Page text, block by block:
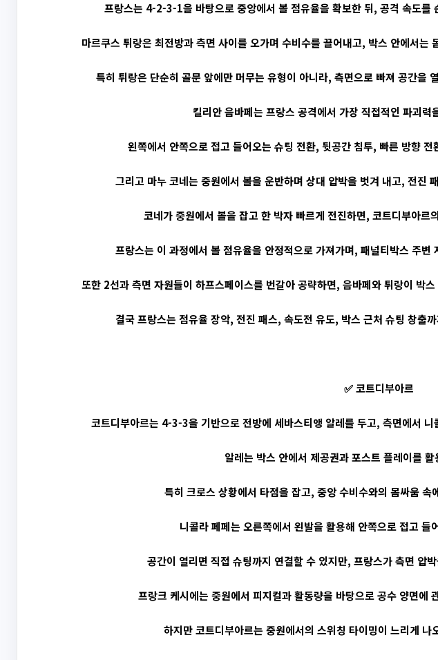
프랑스는 4-2-3-1을 바탕으로 중앙에서 볼 점유율을 확보한 뒤, 공격 속도를
마르쿠스 튀랑은 최전방과 측면 사이를 오가며 수비수를 끌어내고, 박스 안에서는
특히 튀랑은 단순히 골문 앞에만 머무는 유형이 아니라, 측면으로 빠져 공간을
킬리안 음바페는 프랑스 공격에서 가장 직접적인 파괴력
왼쪽에서 안쪽으로 접고 들어오는 슈팅 전환, 뒷공간 침투, 빠른 방향
그리고 마누 코네는 중원에서 볼을 운반하며 상대 압박을 벗겨 내고, 전진
코네가 중원에서 볼을 잡고 한 박자 빠르게 전진하면, 코트디부아르
프랑스는 이 과정에서 볼 점유율을 안정적으로 가져가며, 패널티박스 주
또한 2선과 측면 자원들이 하프스페이스를 번갈아 공략하면, 음바페와 튀랑이 박
결국 프랑스는 점유율 장악, 전진 패스, 속도전 유도, 박스 근처 슈팅 창출
✅ 코트디부아르
코트디부아르는 4-3-3을 기반으로 전방에 세바스티앵 알레를 두고, 측면에서
알레는 박스 안에서 제공권과 포스트 플레이를
특히 크로스 상황에서 타점을 잡고, 중앙 수비수와의 몸싸움 속
니콜라 페페는 오른쪽에서 왼발을 활용해 안쪽으로 접고 들
공간이 열리면 직접 슈팅까지 연결할 수 있지만, 프랑스가 측면 압
프랑크 케시에는 중원에서 피지컬과 활동량을 바탕으로 공수 양면에
하지만 코트디부아르는 중원에서의 스위칭 타이밍이 느리게